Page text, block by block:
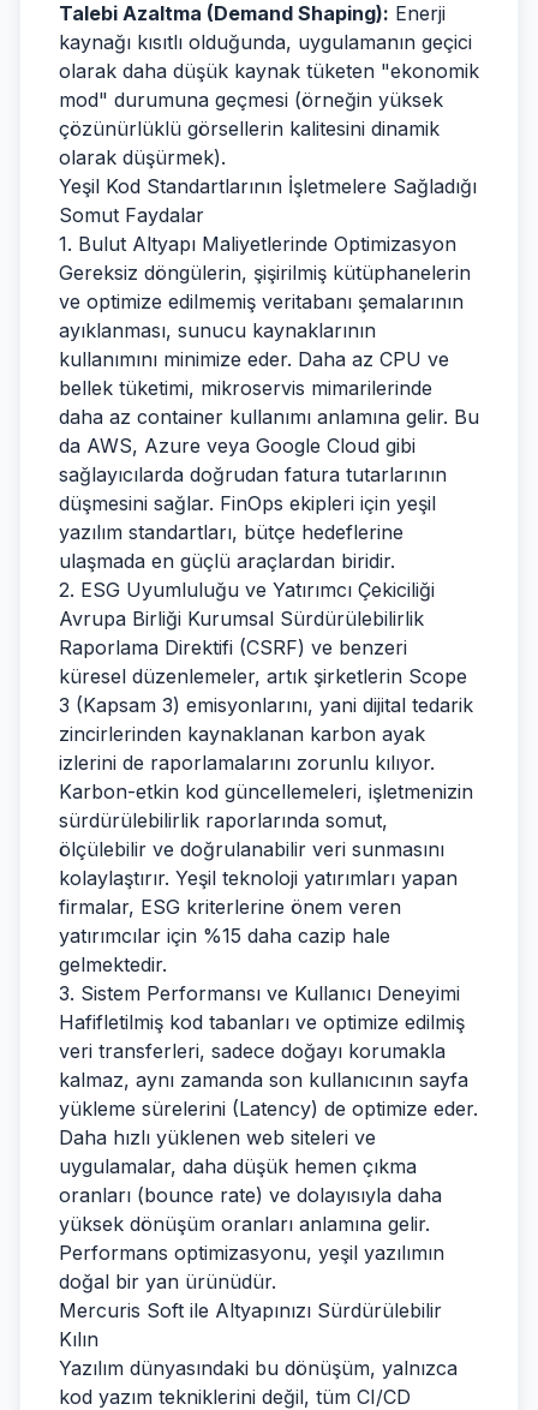
Talebi Azaltma (Demand Shaping): Enerji
kaynağı kısıtlı olduğunda, uygulamanın geçici
olarak daha düşük kaynak tüketen "ekonomik
mod" durumuna geçmesi (örneğin yüksek
çözünürlüklü görsellerin kalitesini dinamik
olarak düşürmek).
Yeşil Kod Standartlarının İşletmelere Sağladığı
Somut Faydalar
1. Bulut Altyapı Maliyetlerinde Optimizasyon
Gereksiz döngülerin, şişirilmiş kütüphanelerin
ve optimize edilmemiş veritabanı şemalarının
ayıklanması, sunucu kaynaklarının
kullanımını minimize eder. Daha az CPU ve
bellek tüketimi, mikroservis mimarilerinde
daha az container kullanımı anlamına gelir. Bu
da AWS, Azure veya Google Cloud gibi
sağlayıcılarda doğrudan fatura tutarlarının
düşmesini sağlar. FinOps ekipleri için yeşil
yazılım standartları, bütçe hedeflerine
ulaşmada en güçlü araçlardan biridir.
2. ESG Uyumluluğu ve Yatırımcı Çekiciliği
Avrupa Birliği Kurumsal Sürdürülebilirlik
Raporlama Direktifi (CSRF) ve benzeri
küresel düzenlemeler, artık şirketlerin Scope
3 (Kapsam 3) emisyonlarını, yani dijital tedarik
zincirlerinden kaynaklanan karbon ayak
izlerini de raporlamalarını zorunlu kılıyor.
Karbon-etkin kod güncellemeleri, işletmenizin
sürdürülebilirlik raporlarında somut,
ölçülebilir ve doğrulanabilir veri sunmasını
kolaylaştırır. Yeşil teknoloji yatırımları yapan
firmalar, ESG kriterlerine önem veren
yatırımcılar için %15 daha cazip hale
gelmektedir.
3. Sistem Performansı ve Kullanıcı Deneyimi
Hafifletilmiş kod tabanları ve optimize edilmiş
veri transferleri, sadece doğayı korumakla
kalmaz, aynı zamanda son kullanıcının sayfa
yükleme sürelerini (Latency) de optimize eder.
Daha hızlı yüklenen web siteleri ve
uygulamalar, daha düşük hemen çıkma
oranları (bounce rate) ve dolayısıyla daha
yüksek dönüşüm oranları anlamına gelir.
Performans optimizasyonu, yeşil yazılımın
doğal bir yan ürünüdür.
Mercuris Soft ile Altyapınızı Sürdürülebilir
Kılın
Yazılım dünyasındaki bu dönüşüm, yalnızca
kod yazım tekniklerini değil, tüm CI/CD